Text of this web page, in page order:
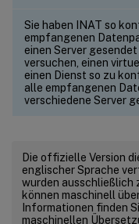
Sie haben INAT so
empfangenen
einen Server gesendet
versuchen, einen
einen Dienst so zu
alle empfangenen
verschiedene Server
Die offizielle Version
englischer Sprache
wurden ausschließlich
können maschinell
Informationen finden
maschinellen